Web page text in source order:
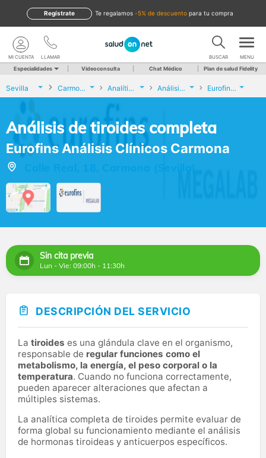
te regalamos -5% de descuento para tu compra
Regístrate
LLAMAR
MI CUENTA BUSCAR MENU
Especialidades Videoconsulta Chat Médico Plan de salud Fidelity
Sevilla Carmona Analíticas y Genética Análisis de tiroides completa Eurofins Análisis Clínicos Carmona
Análisis de tiroides completa
Eurofins Análisis Clínicos Carmona
Calle Real, 18, Carmona (Sevilla)
Sin cita previa
Lun - Vie: 09:00h - 11:30h
DESCRIPCIÓN DEL SERVICIO
La tiroides es una glándula clave en el organismo,
responsable de regular funciones como el
metabolismo, la energía, el peso corporal o la
temperatura. Cuando no funciona correctamente,
pueden aparecer alteraciones que afectan a
múltiples sistemas.
La analítica completa de tiroides permite evaluar de
forma global su funcionamiento mediante el análisis
de hormonas tiroideas y anticuerpos específicos.